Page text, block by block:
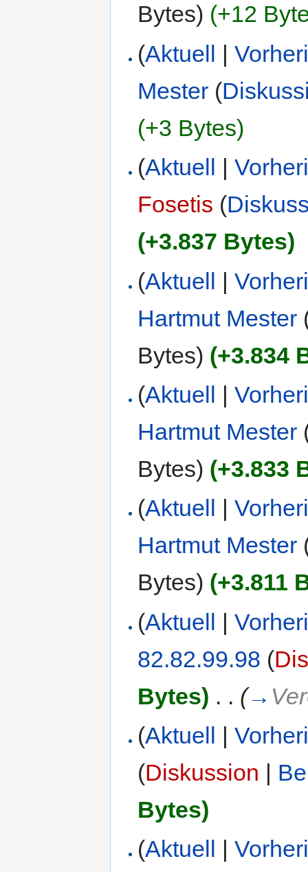
Bytes) (+12
(Aktuell |
Mester (
(+3 Bytes)
(Aktuell |
Fosetis (
(+3.837 Bytes)
(Aktuell |
Hartmut Mester
Bytes) (+3.834
(Aktuell |
Hartmut Mester
Bytes) (+3.833
(Aktuell |
Hartmut Mester
Bytes) (+3.811
(Aktuell |
82.82.99.98 (
Bytes) . . (→
(Aktuell |
(Diskussion |
Bytes)
(Aktuell |